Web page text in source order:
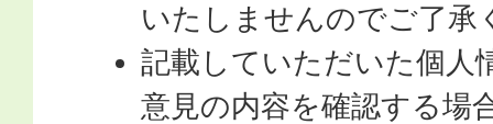
いたしませんのでご了承
記載していただいた個人
意見の内容を確認する場